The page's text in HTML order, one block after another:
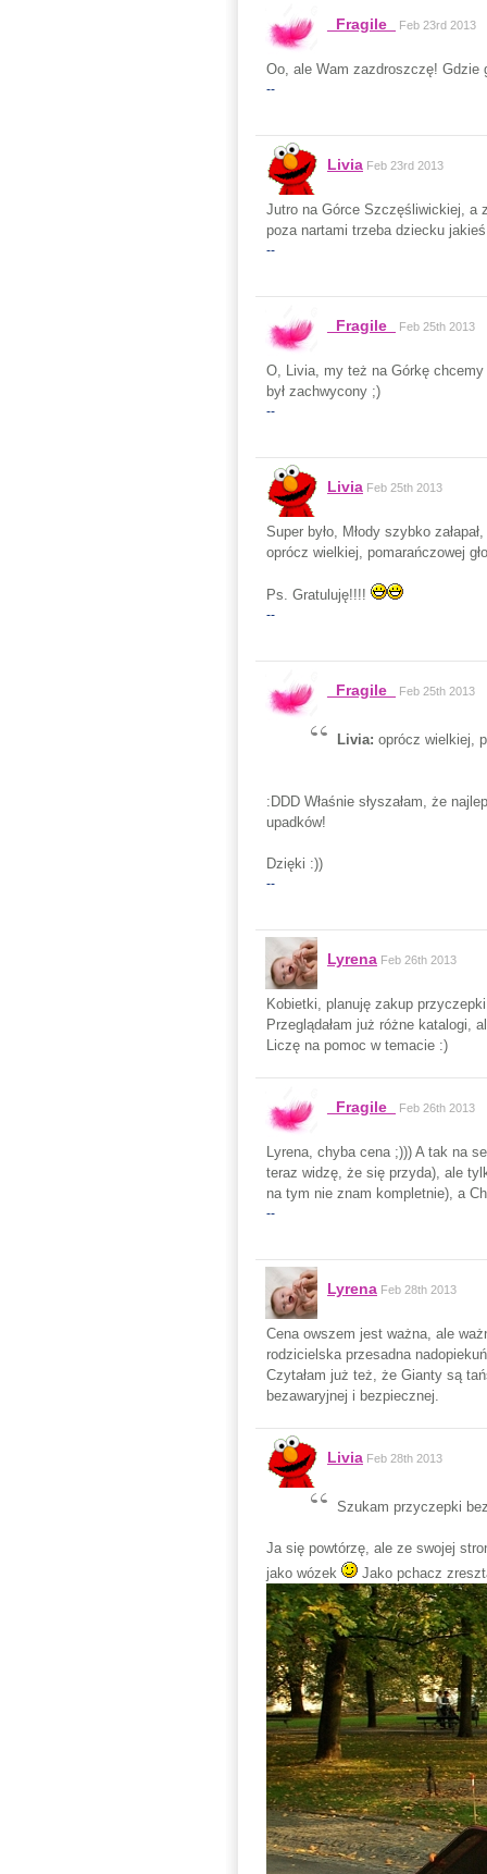
_Fragile_ Feb 23rd 2013
Oo, ale Wam zazdroszczę! Gdzie
--
Livia Feb 23rd 2013
Jutro na Górce Szczęśliwickiej, a
poza nartami trzeba dziecku
--
_Fragile_ Feb 25th 2013
O, Livia, my też na Górkę chcemy
był zachwycony ;)
--
Livia Feb 25th 2013
Super było, Młody szybko
oprócz wielkiej, pomarańczowej
Ps. Gratuluję!!!!
--
_Fragile_ Feb 25th 2013
Livia: oprócz wielkiej,
:DDD Właśnie słyszałam, że
upadków!
Dzięki :))
--
Lyrena Feb 26th 2013
Kobietki, planuję zakup
Przeglądałam już różne katalogi,
Liczę na pomoc w temacie :)
_Fragile_ Feb 26th 2013
Lyrena, chyba cena ;))) A tak na
teraz widzę, że się przyda), ale
na tym nie znam kompletnie), a
--
Lyrena Feb 28th 2013
Cena owszem jest ważna, ale
rodzicielska przesadna
Czytałam już też, że Gianty są
bezawaryjnej i bezpiecznej.
Livia Feb 28th 2013
Szukam przyczepki
Ja się powtórzę, ale ze swojej
jako wózek
Jako pchacz